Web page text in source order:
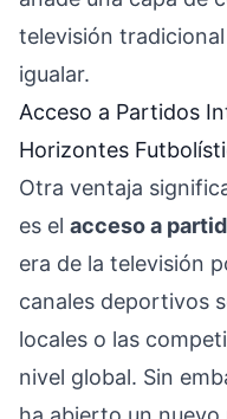
televisión
igualar.
Acceso a Partidos
Horizontes
Otra ventaja
es el acceso a
era de la televisión
canales deportivos
locales o las
nivel global. Sin